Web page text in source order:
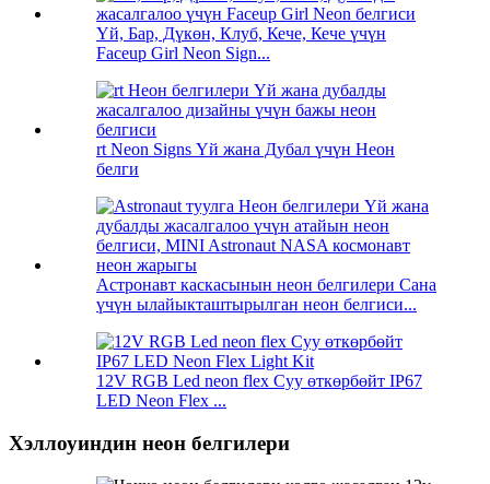
Үй, Бар, Дүкөн, Клуб, Кече, Кече үчүн
Faceup Girl Neon Sign...
rt Neon Signs Үй жана Дубал үчүн Неон
белги
Астронавт каскасынын неон белгилери Сана
үчүн ылайыкташтырылган неон белгиси...
12V RGB Led neon flex Суу өткөрбөйт IP67
LED Neon Flex ...
Хэллоуиндин неон белгилери